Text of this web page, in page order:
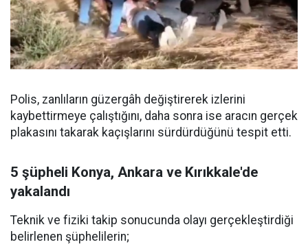
Polis, zanlıların güzergâh değiştirerek izlerini
kaybettirmeye çalıştığını, daha sonra ise aracın gerçek
plakasını takarak kaçışlarını sürdürdüğünü tespit etti.
5 şüpheli Konya, Ankara ve Kırıkkale'de
yakalandı
Teknik ve fiziki takip sonucunda olayı gerçekleştirdiği
belirlenen şüphelilerin;